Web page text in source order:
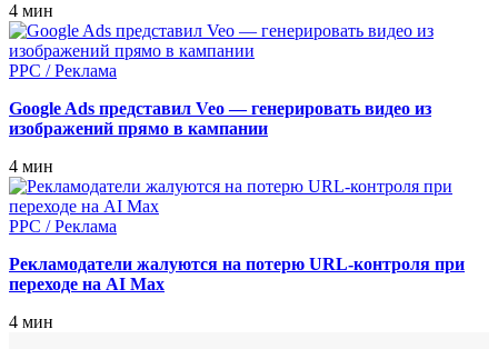
4 мин
PPC / Реклама
Google Ads представил Veo — генерировать видео из
изображений прямо в кампании
4 мин
PPC / Реклама
Рекламодатели жалуются на потерю URL‑контроля при
переходе на AI Max
4 мин